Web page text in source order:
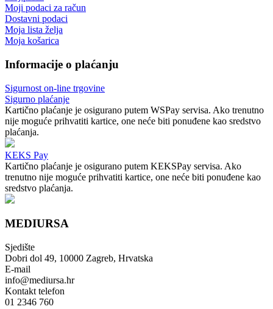
Moji podaci za račun
Dostavni podaci
Moja lista želja
Moja košarica
Informacije o plaćanju
Sigurnost on-line trgovine
Sigurno plaćanje
Kartično plaćanje je osigurano putem WSPay servisa. Ako trenutno
nije moguće prihvatiti kartice, one neće biti ponuđene kao sredstvo
plaćanja.
KEKS Pay
Kartično plaćanje je osigurano putem KEKSPay servisa. Ako
trenutno nije moguće prihvatiti kartice, one neće biti ponuđene kao
sredstvo plaćanja.
MEDIURSA
Sjedište
Dobri dol 49, 10000 Zagreb, Hrvatska
E-mail
info@mediursa.hr
Kontakt telefon
01 2346 760